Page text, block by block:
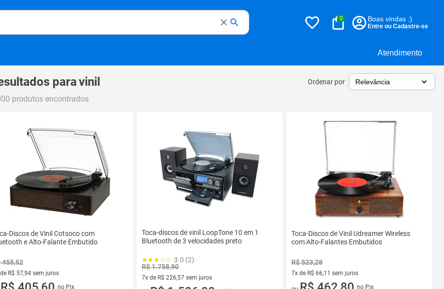
Atendimento
Magalu
0 Boas vindas :)
Entre ou Cadastre-se
paravinil Ordenar por
produtos encontrados
Discos de Vinil Cotsoco com
e Alto-Falante Embutido
455,52
R$ 57,94 sem juros
de R$ 57,94 sem jurosno Pix
Toca-discos de vinil LoopTone 10 em 1
Bluetooth de 3 velocidades preto
3.0 (2)
R$ 1.758,90
7x de R$ 226,57 sem juros
Toca-Discos de Vinil Udreamer Wireless
com Alto-Falantes Embutidos
R$ 523,28
7x de R$ 66,11 sem juros
7 vez de R$ 66,11 sem jurosno Pix